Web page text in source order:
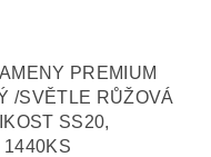
PREMIUM
/SVĚTLE RŮŽOVÁ
SS20,
1440KS